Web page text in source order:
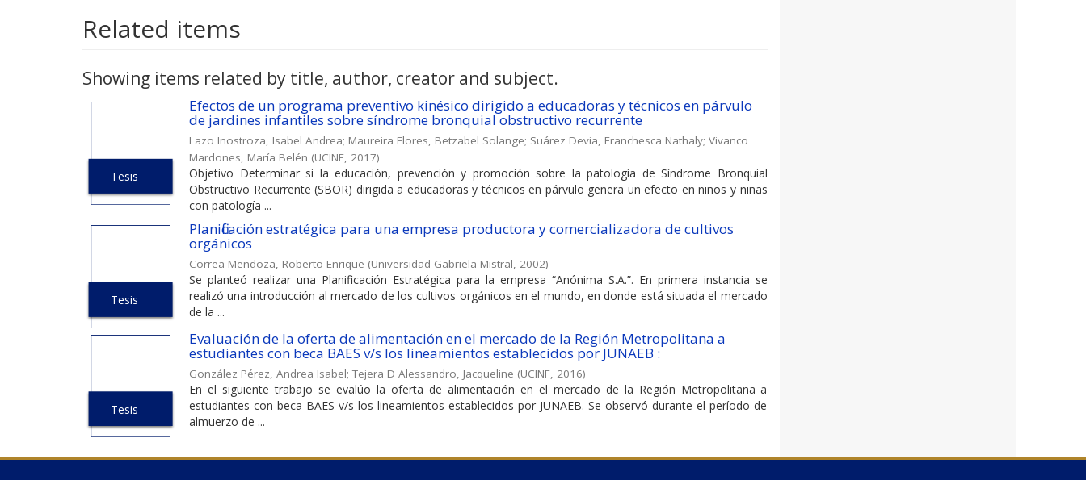
Related items
Showing items related by title, author, creator and subject.
Tesis
Efectos de un programa preventivo kinésico dirigido a educadoras y técnicos en párvulo
de jardines infantiles sobre síndrome bronquial obstructivo recurrente
Lazo Inostroza, Isabel Andrea; Maureira Flores, Betzabel Solange; Suárez Devia, Franchesca Nathaly; Vivanco
Mardones, María Belén (UCINF, 2017)
Objetivo Determinar si la educación, prevención y promoción sobre la patología de Síndrome Bronquial
Obstructivo Recurrente (SBOR) dirigida a educadoras y técnicos en párvulo genera un efecto en niños y niñas
con patología ...
Tesis
Planificación estratégica para una empresa productora y comercializadora de cultivos
orgánicos
Correa Mendoza, Roberto Enrique (Universidad Gabriela Mistral, 2002)
Se planteó realizar una Planificación Estratégica para la empresa “Anónima S.A.”. En primera instancia se
realizó una introducción al mercado de los cultivos orgánicos en el mundo, en donde está situada el mercado
de la ...
Tesis
Evaluación de la oferta de alimentación en el mercado de la Región Metropolitana a
estudiantes con beca BAES v/s los lineamientos establecidos por JUNAEB :
González Pérez, Andrea Isabel; Tejera D Alessandro, Jacqueline (UCINF, 2016)
En el siguiente trabajo se evalúo la oferta de alimentación en el mercado de la Región Metropolitana a
estudiantes con beca BAES v/s los lineamientos establecidos por JUNAEB. Se observó durante el período de
almuerzo de ...